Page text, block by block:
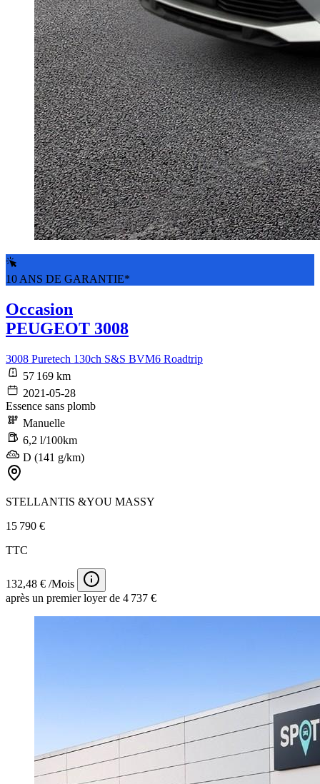
10 ANS DE GARANTIE*
Occasion
PEUGEOT 3008
3008 Puretech 130ch S&S BVM6 Roadtrip
57 169 km
2021-05-28
Essence sans plomb
Manuelle
6,2 l/100km
D (141 g/km)
STELLANTIS &YOU MASSY
15 790 €
TTC
132,48 € /Mois
après un premier loyer de 4 737 €